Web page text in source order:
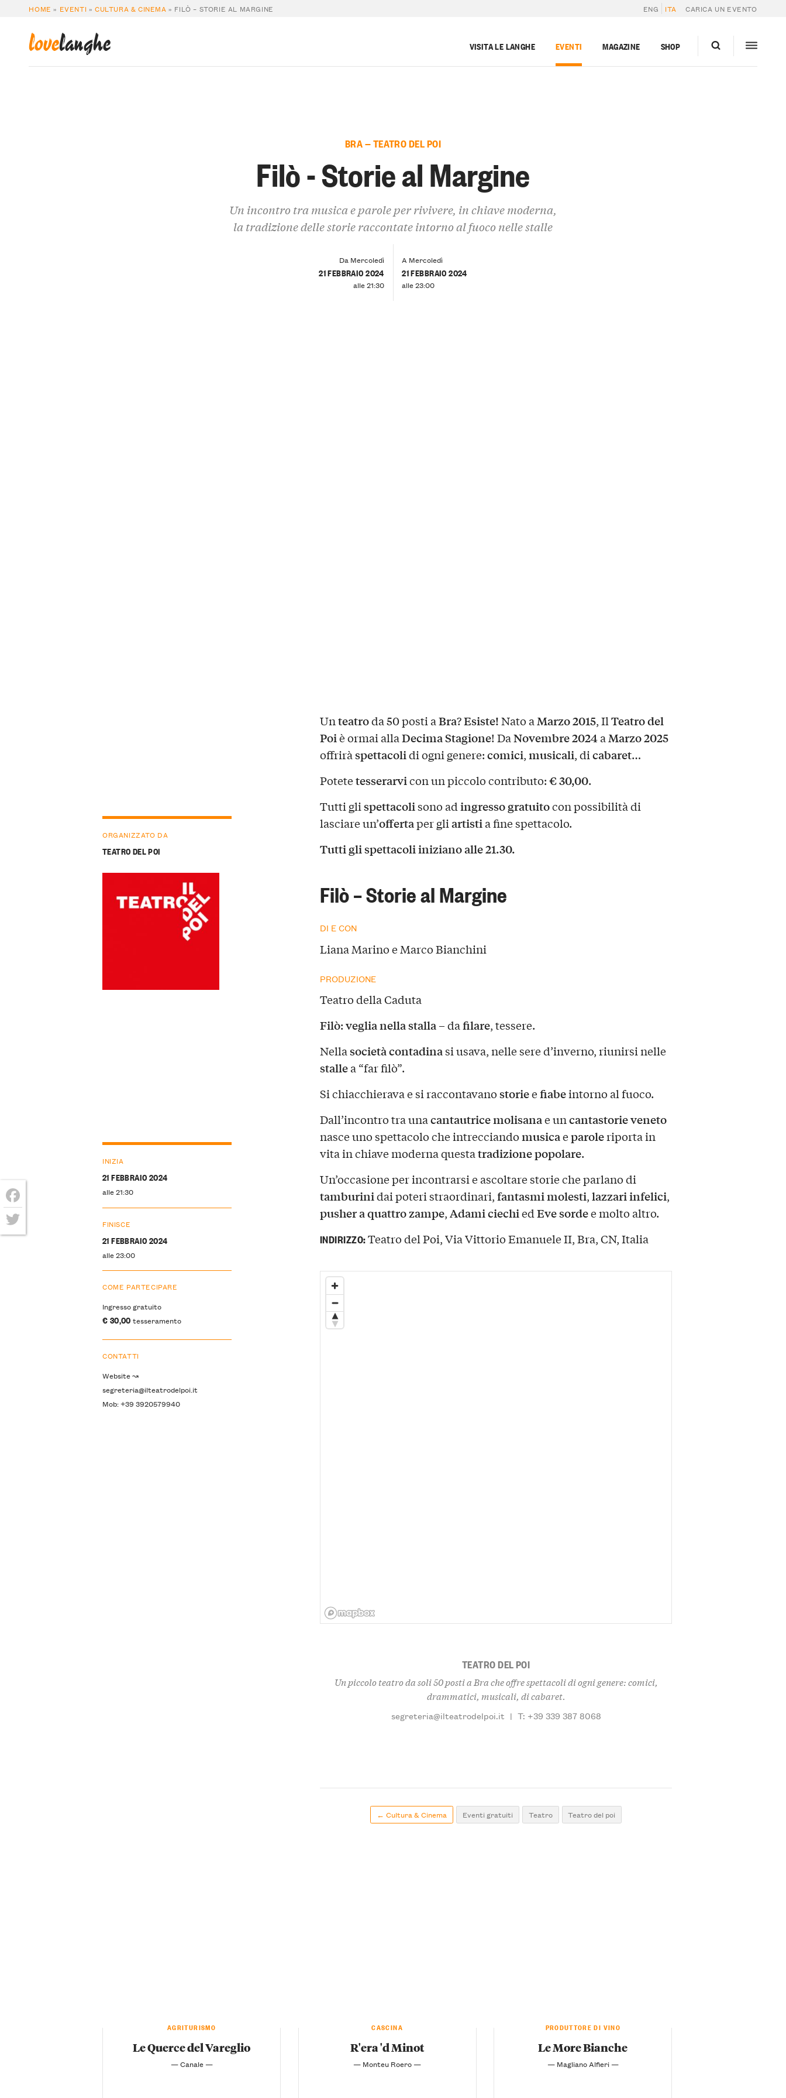
HOME » EVENTI »CULTURA & CINEMA » FILÒ – STORIE AL MARGINE ENG ITA CARICA UN EVENTO
lovelanghe VISITA LE LANGHE EVENTI MAGAZINE SHOP
BRA — TEATRO DEL POI
Filò - Storie al Margine
Un incontro tra musica e parole per rivivere, in chiave moderna,
la tradizione delle storie raccontate intorno al fuoco nelle stalle
Da Mercoledì
21 FEBBRAIO 2024
alle 21:30
A Mercoledì
21 FEBBRAIO 2024
alle 23:00
Unteatroda 50 posti aBra?Esiste!Nato aMarzo 2015, IlTeatro del
Poiè ormai allaDecima Stagione! DaNovembre 2024aMarzo 2025
offriràspettacolidi ogni genere:comici,musicali, dicabaret…
Potetetesserarvicon un piccolo contributo:€ 30,00.
Tutti glispettacolisono ad ingresso gratuitocon possibilità di
lasciare un’offertaper gliartistia fine spettacolo.
Tutti gli spettacoli iniziano alle 21.30.
Filò – Storie al Margine
DI E CON
Liana Marino e Marco Bianchini
PRODUZIONE
Teatro della Caduta
Filò:veglia nella stalla– dafilare, tessere.
Nellasocietà contadinasi usava, nelle sere d’inverno, riunirsi nelle
stallea “far filò”.
Si chiacchierava e si raccontavanostorieefiabeintorno al fuoco.
Dall’incontro tra unacantautrice molisanae uncantastorie veneto
nasce uno spettacolo che intrecciandomusicaeparoleriporta in
vita in chiave moderna questatradizione popolare.
Un’occasione per incontrarsi e ascoltare storie che parlano di
tamburinidai poteri straordinari,fantasmi molesti,lazzari infelici,
pusher a quattro zampe,Adami ciechied Eve sordee molto altro.
ORGANIZZATO DA
TEATRO DEL POI
INIZIA
21 FEBBRAIO 2024
alle 21:30
FINISCE
21 FEBBRAIO 2024
alle 23:00
COME PARTECIPARE
Ingresso gratuito
€ 30,00tesseramento
CONTATTI
Website ↝
segreteria@ilteatrodelpoi.it
Mob: +39 3920579940
INDIRIZZO:Teatro del Poi, Via Vittorio Emanuele II, Bra, CN, Italia
TEATRO DEL POI
Un piccolo teatro da soli 50 posti a Bra che offre spettacoli di ogni genere: comici,
drammatici, musicali, di cabaret.
segreteria@ilteatrodelpoi.it | T: +39 339 387 8068
← Cultura & Cinema Eventi gratuiti Teatro Teatro del poi
AGRITURISMO
Le Querce del Vareglio
— Canale —
CASCINA
R'era 'd Minot
— Monteu Roero —
PRODUTTORE DI VINO
Le More Bianche
— Magliano Alfieri —
Facebook
Twitter